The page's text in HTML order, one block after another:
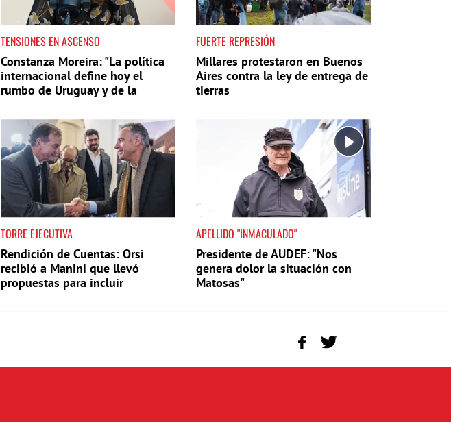
TENSIONES EN ASCENSO
Constanza Moreira: "La política
internacional define hoy el
rumbo de Uruguay y de la
FUERTE REPRESIÓN
Millares protestaron en Buenos
Aires contra la ley de entrega de
tierras
TORRE EJECUTIVA
Rendición de Cuentas: Orsi
recibió a Manini que llevó
propuestas para incluir
APELLIDO "INMACULADO"
Presidente de AUDEF: "Nos
genera dolor la situación con
Matosas"